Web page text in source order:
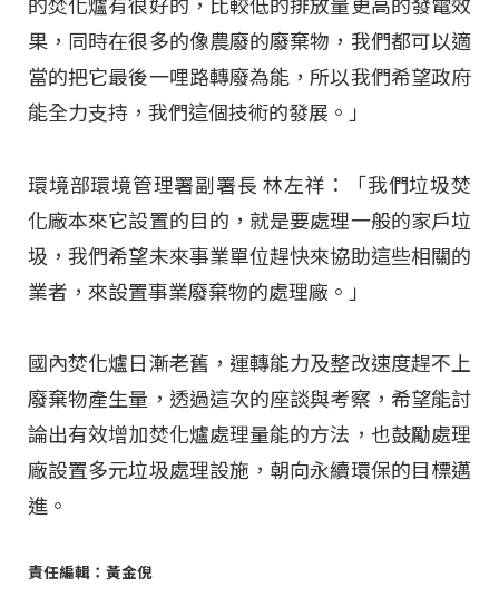
的焚化爐有很好的，比較低的排放量更高的發電效
果，同時在很多的像農廢的廢棄物，我們都可以適
當的把它最後一哩路轉廢為能，所以我們希望政府
能全力支持，我們這個技術的發展。」
環境部環境管理署副署長 林左祥：「我們垃圾焚
化廠本來它設置的目的，就是要處理一般的家戶垃
圾，我們希望未來事業單位趕快來協助這些相關的
業者，來設置事業廢棄物的處理廠。」
國內焚化爐日漸老舊，運轉能力及整改速度趕不上
廢棄物產生量，透過這次的座談與考察，希望能討
論出有效增加焚化爐處理量能的方法，也鼓勵處理
廠設置多元垃圾處理設施，朝向永續環保的目標邁
進。
責任編輯：黃金倪